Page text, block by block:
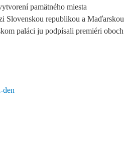
pamätného miesta
Slovenskou republikou a Maďarskou
paláci ju podpísali premiéri oboch
den